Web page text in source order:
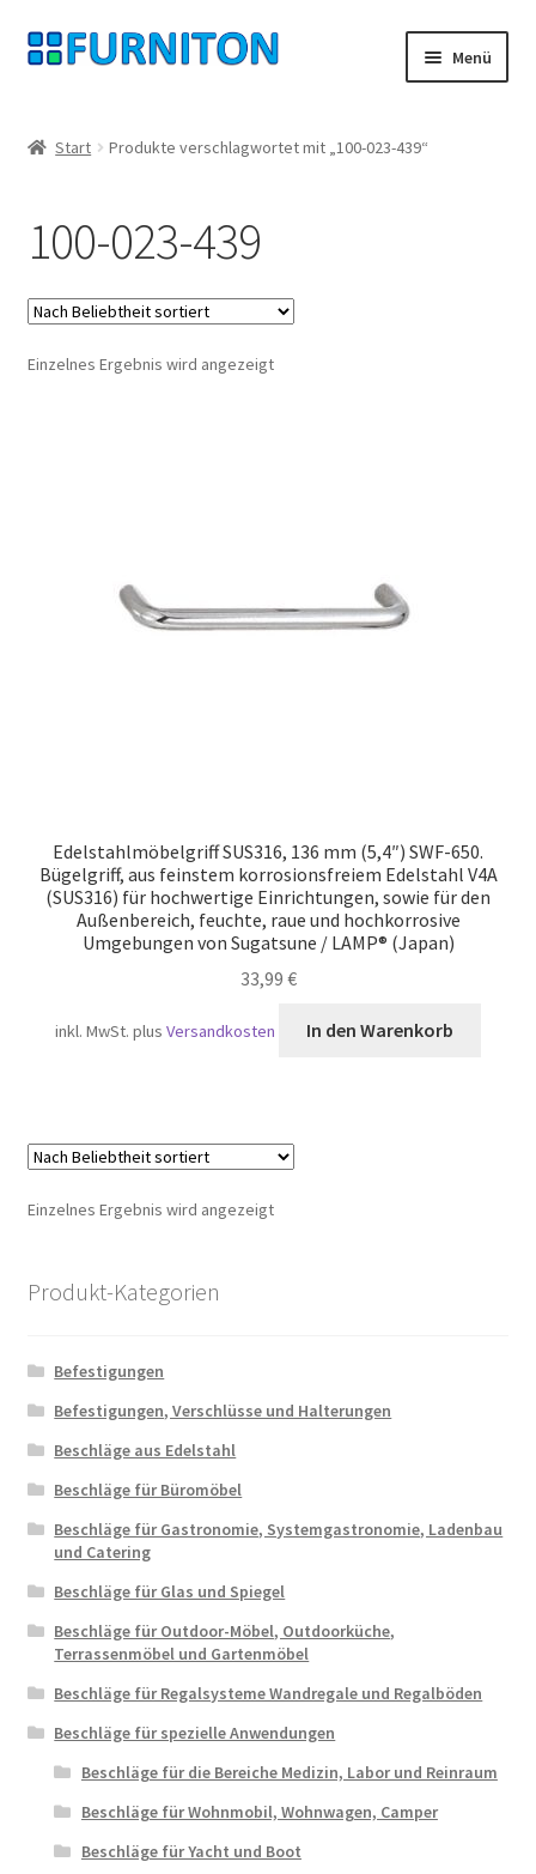
Zur
Navigation
Zum
Inhalt
Menü
Datenschutz
Widerrufsrecht
Kontakt
Start Produkte verschlagwortet mit „100-023-439“
100-023-439
Einzelnes Ergebnis wird angezeigt
Edelstahlmöbelgriff SUS316, 136 mm (5,4″) SWF-650.
Bügelgriff, aus feinstem korrosionsfreiem Edelstahl V4A
(SUS316) für hochwertige Einrichtungen, sowie für den
Außenbereich, feuchte, raue und hochkorrosive
Umgebungen von Sugatsune / LAMP® (Japan)
33,99 €
inkl. MwSt. plusVersandkosten In den Warenkorb
Einzelnes Ergebnis wird angezeigt
Produkt-Kategorien
Befestigungen
Befestigungen, Verschlüsse und Halterungen
Beschläge aus Edelstahl
Beschläge für Büromöbel
Beschläge für Gastronomie, Systemgastronomie, Ladenbau
und Catering
Beschläge für Glas und Spiegel
Beschläge für Outdoor-Möbel, Outdoorküche,
Terrassenmöbel und Gartenmöbel
Beschläge für Regalsysteme Wandregale und Regalböden
Beschläge für spezielle Anwendungen
Beschläge für die Bereiche Medizin, Labor und Reinraum
Beschläge für Wohnmobil, Wohnwagen, Camper
Beschläge für Yacht und Boot